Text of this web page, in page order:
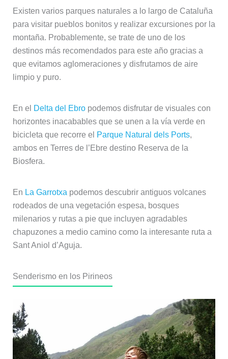
Existen varios parques naturales a lo largo de Cataluña
para visitar pueblos bonitos y realizar excursiones por la
montaña. Probablemente, se trate de uno de los
destinos más recomendados para este año gracias a
que evitamos aglomeraciones y disfrutamos de aire
limpio y puro.
En el Delta del Ebro podemos disfrutar de visuales con
horizontes inacabables que se unen a la vía verde en
bicicleta que recorre el
Parque Natural dels Ports,
ambos en Terres de l’Ebre destino Reserva de la
Biosfera.
En La Garrotxa podemos descubrir antiguos volcanes
rodeados de una vegetación espesa, bosques
milenarios y rutas a pie que incluyen agradables
chapuzones a medio camino como la interesante ruta a
Sant Aniol d’Aguja.
Senderismo en los Pirineos